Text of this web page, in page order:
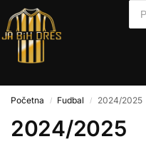
Početna / Fudbal / 2024/2025
2024/2025